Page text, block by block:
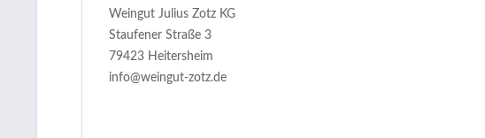
Weingut Julius Zotz KG
Staufener Straße 3
79423 Heitersheim
info@weingut-zotz.de